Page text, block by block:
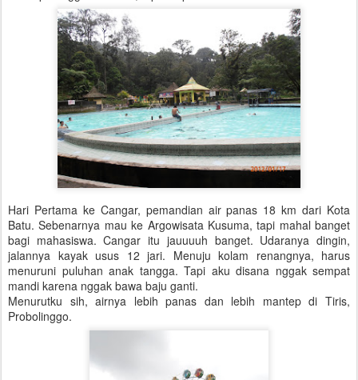
Hari Pertama ke Cangar, pemandian air panas 18 km dari Kota
Batu. Sebenarnya mau ke Argowisata Kusuma, tapi mahal banget
bagi mahasiswa. Cangar itu jauuuuh banget. Udaranya dingin,
jalannya kayak usus 12 jari. Menuju kolam renangnya, harus
menuruni puluhan anak tangga. Tapi aku disana nggak sempat
mandi karena nggak bawa baju ganti.
Menurutku sih, airnya lebih panas dan lebih mantep di Tiris,
Probolinggo.